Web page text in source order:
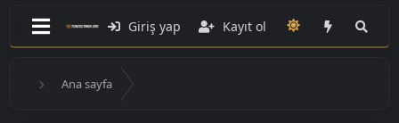
Giriş yap Kayıt ol
Ana sayfa